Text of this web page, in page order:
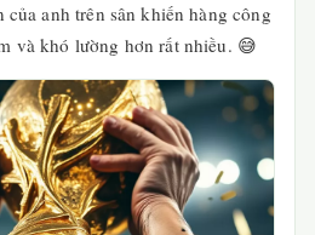
anh trên sân khiến hàng công
và khó lường hơn rất nhiều. 😅